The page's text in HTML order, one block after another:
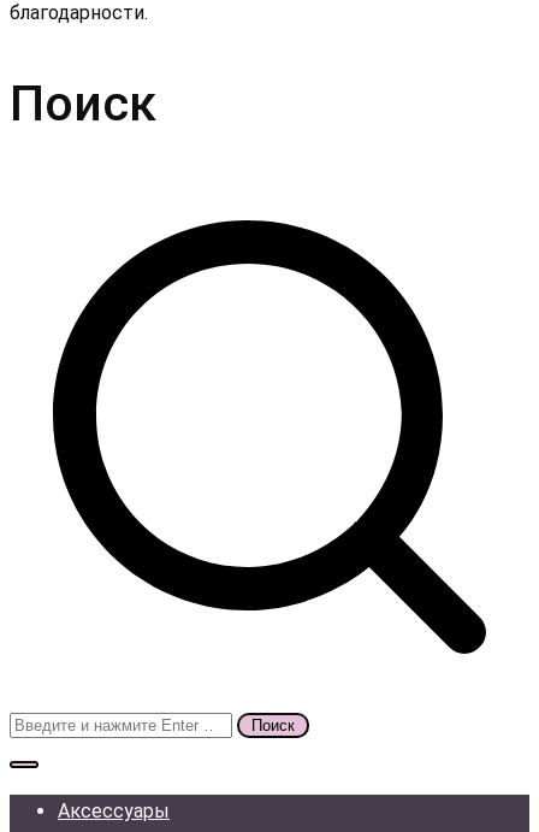
благодарности.
Поиск
Поиск
для:
Аксессуары